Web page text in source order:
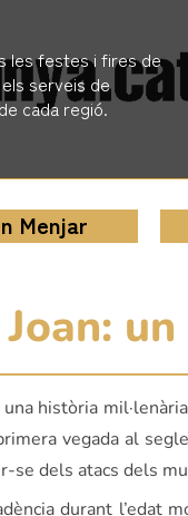
les festes i fires de
serveis de
cada regió.
Menjar
història
vegada al
se dels atacs dels
durant l’edat